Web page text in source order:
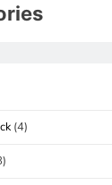
(4)